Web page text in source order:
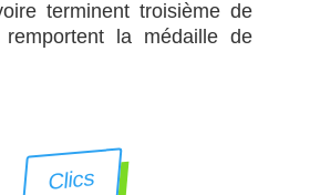
terminent troisième de
la médaille de
Clics